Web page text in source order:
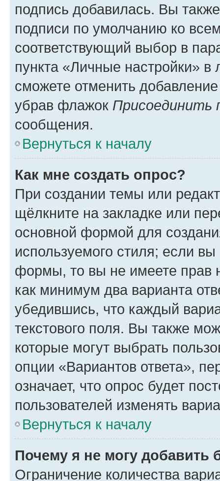
подпись добавилась. Вы
подписи по умолчанию ко
соответствующий выбор в
пункта «Личные настройки»
сможете отменить
убрав флажок Присоединить
сообщения.
Вернуться к началу
Как мне создать опрос?
При создании темы или
щёлкните на закладке или
основной формой для
используемого стиля; если
формы, то вы не имеете прав
как минимум два варианта
убедившись, что каждый
текстового поля. Вы также
которые могут выбрать
опции «Вариантов ответа»,
означает, что опрос будет
пользователей изменять
Вернуться к началу
Почему я не могу добавить
Ограничение количества